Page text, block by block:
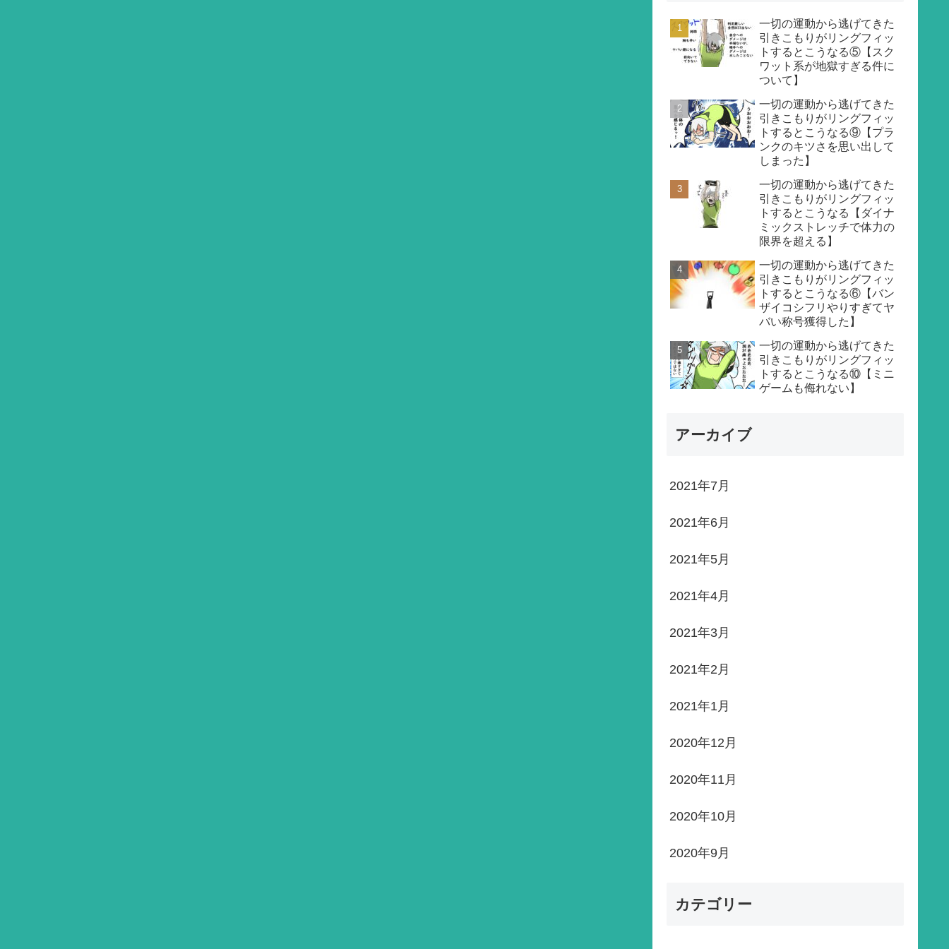
一切の運動から逃げてきた
引きこもりがリングフィッ
トするとこうなる⑤【スク
ワット系が地獄すぎる件に
ついて】
一切の運動から逃げてきた
引きこもりがリングフィッ
トするとこうなる⑨【プラ
ンクのキツさを思い出して
しまった】
一切の運動から逃げてきた
引きこもりがリングフィッ
トするとこうなる【ダイナ
ミックストレッチで体力の
限界を超える】
一切の運動から逃げてきた
引きこもりがリングフィッ
トするとこうなる⑥【バン
ザイコシフリやりすぎてヤ
バい称号獲得した】
一切の運動から逃げてきた
引きこもりがリングフィッ
トするとこうなる⑩【ミニ
ゲームも侮れない】
アーカイブ
2021年7月
2021年6月
2021年5月
2021年4月
2021年3月
2021年2月
2021年1月
2020年12月
2020年11月
2020年10月
2020年9月
カテゴリー